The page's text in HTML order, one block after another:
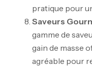
pratique pour
Saveurs
gamme de
gain de masse
agréable pour
Mega
Biotech